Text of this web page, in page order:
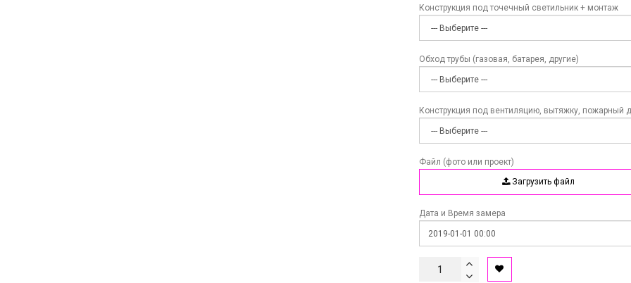
Конструкция под точечный светильник + монтаж
Обход трубы (газовая, батарея, другие)
Конструкция под вентиляцию, вытяжку, пожарный
Файл (фото или проект)
Загрузить файл
Дата и Время замера